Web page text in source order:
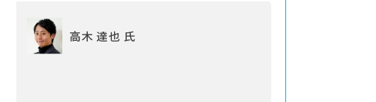
高木 達也 氏